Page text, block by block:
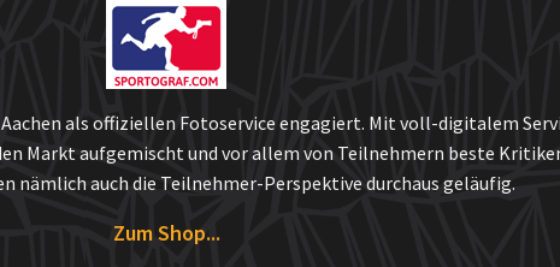
als offiziellen Fotoservice engagiert. Mit voll-digitalem
Markt aufgemischt und vor allem von Teilnehmern beste
nämlich auch die Teilnehmer-Perspektive durchaus geläufig.
Zum Shop...